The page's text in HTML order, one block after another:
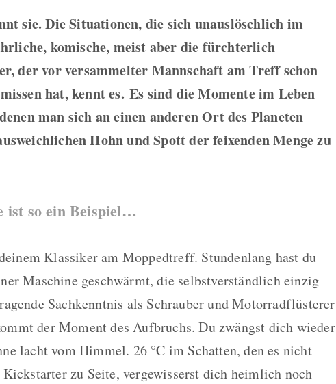
sie. Die Situationen, die sich unauslöschlich im
komische, meist aber die fürchterlich
der vor versammelter Mannschaft am Treff schon
hat, kennt es.Es sind die Momente im Leben
man sich an einen anderen Ort des Planeten
Hohn und Spott der feixenden Menge zu
ist so ein Beispiel…
Klassiker am Moppedtreff. Stundenlang hast du
Maschine geschwärmt, die selbstverständlich einzig
Sachkenntnis als Schrauber und Motorradflüsterer
der Moment des Aufbruchs. Du zwängst dich wieder
lacht vom Himmel. 26 °C im Schatten, den es nicht
zu Seite, vergewisserst dich heimlich noch